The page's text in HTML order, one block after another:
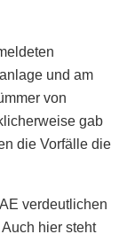
und am
von
gab
die Vorfälle die
verdeutlichen
hier steht